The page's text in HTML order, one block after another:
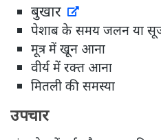
बुखार
पेशाब के समय जलन या
मूत्र में खून आना
वीर्य में रक्त आना
मितली की समस्या
उपचार